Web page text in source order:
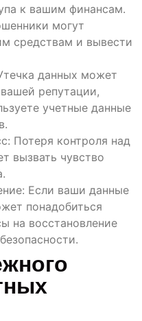
к вашим финансам.
могут
средствам и вывести
данных может
вашей репутации,
учетные данные
Потеря контроля над
вызвать чувство
Если ваши данные
понадобиться
на восстановление